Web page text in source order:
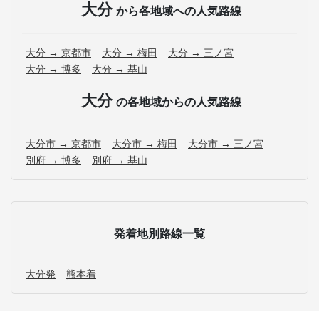
大分 から各地域への人気路線
大分 → 京都市 大分 → 梅田
大分 → 三ノ宮
大分 → 博多
大分 → 基山
大分 の各地域からの人気路線
大分市 → 京都市 大分市 → 梅田
大分市 → 三ノ宮
別府 → 博多
別府 → 基山
発着地別路線一覧
大分発 熊本着